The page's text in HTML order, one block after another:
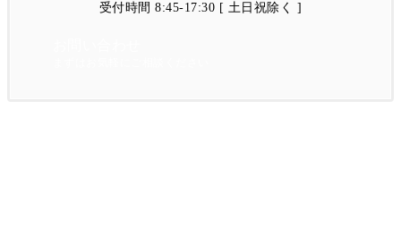
受付時間 8:45-17:30 [ 土日祝除く ]